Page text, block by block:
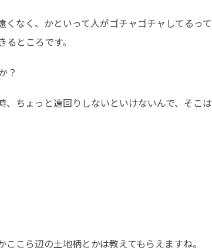
なく、かといって人がゴチャゴチャしてるって
ところです。
？
ちょっと遠回りしないといけないんで、そこは
こら辺の土地柄とかは教えてもらえますね。